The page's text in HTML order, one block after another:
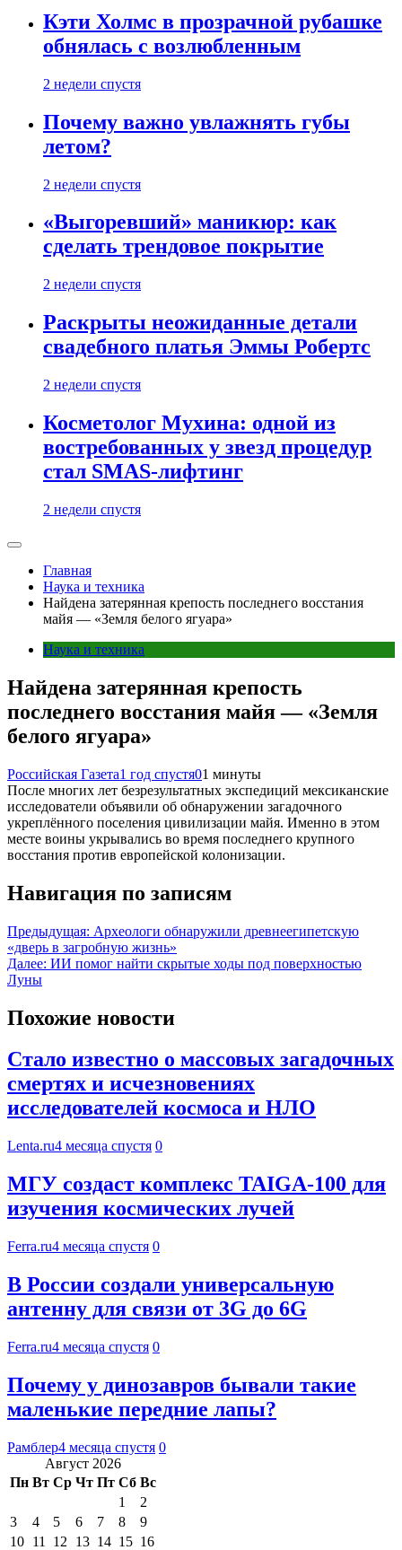
Кэти Холмс в прозрачной рубашке
обнялась с возлюбленным
2 недели спустя
Почему важно увлажнять губы
летом?
2 недели спустя
«Выгоревший» маникюр: как
сделать трендовое покрытие
2 недели спустя
Раскрыты неожиданные детали
свадебного платья Эммы Робертс
2 недели спустя
Косметолог Мухина: одной из
востребованных у звезд процедур
стал SMAS-лифтинг
2 недели спустя
Главная
Наука и техника
Найдена затерянная крепость последнего восстания
майя — «Земля белого ягуара»
Наука и техника
Найдена затерянная крепость
последнего восстания майя — «Земля
белого ягуара»
Российская Газета1 год спустя01 минуты
После многих лет безрезультатных экспедиций мексиканские
исследователи объявили об обнаружении загадочного
укреплённого поселения цивилизации майя. Именно в этом
месте воины укрывались во время последнего крупного
восстания против европейской колонизации.
Навигация по записям
Предыдущая: Археологи обнаружили древнеегипетскую
«дверь в загробную жизнь»
Далее: ИИ помог найти скрытые ходы под поверхностью
Луны
Похожие новости
Стало известно о массовых загадочных
смертях и исчезновениях
исследователей космоса и НЛО
Lenta.ru4 месяца спустя 0
МГУ создаст комплекс TAIGA-100 для
изучения космических лучей
Ferra.ru4 месяца спустя 0
В России создали универсальную
антенну для связи от 3G до 6G
Ferra.ru4 месяца спустя 0
Почему у динозавров бывали такие
маленькие передние лапы?
Рамблер4 месяца спустя 0
Август 2026
Пн Вт Ср Чт Пт Сб Вс
1
2
3
4 5 6 7 8
9
10 11 12 13 14 15 16